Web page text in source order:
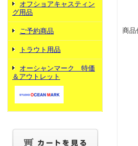
オフショアキャスティン
グ用品
ご予約商品
トラウト用品
オーシャンマーク 特価
＆アウトレット
商品